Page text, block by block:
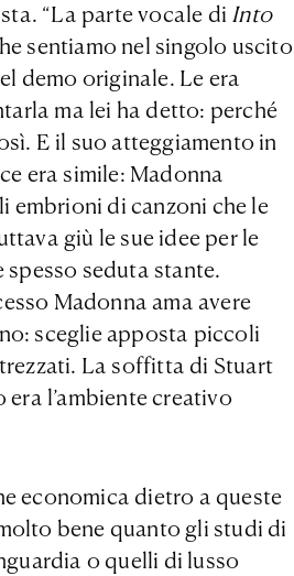
“La parte vocale di Into
sentiamo nel singolo uscito
demo originale. Le era
ma lei ha detto: perché
E il suo atteggiamento in
era simile: Madonna
embrioni di canzoni che le
giù le sue idee per le
seduta stante.
Madonna ama avere
sceglie apposta piccoli
La soffitta di Stuart
era l’ambiente creativo
economica dietro a queste
bene quanto gli studi di
o quelli di lusso